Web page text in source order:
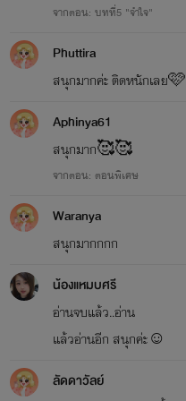
จากตอน: บทที่5 "จำใจ"
Phuttira
สนุกมากค่ะ ติดหนักเลย🩷
Aphinya61
สนุกมาก🥰🥰
จากตอน: ตอนพิเศษ
Waranya
สนุกมากกกก
น้องแหมบศรี
อ่านจบแล้ว..อ่าน
แล้วอ่านอีก สนุกค่ะ☺️
ลัดดาวัลย์